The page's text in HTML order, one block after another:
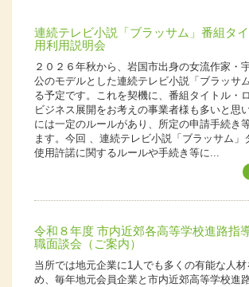
連続テレビ小説「ブラッサム」番組タ
用利用説明会
２０２６年秋から、岩国市出身の女流作家・
公のモデルとした連続テレビ小説「ブラッサ
る予定です。これを契機に、番組タイトル・
ビジネス展開をお考えの事業者様も多いと思
には一定のルールがあり、所定の申請手続き
ます。今回 、連続テレビ小説「ブラッサム」
使用許諾に関するルールや手続き等に...
令和８年度 市内近郊各高等学校進路指
職面談会（ご案内）
当所では地元企業に1人でも多くの有能な人
め、毎年地元会員企業と市内近郊高等学校進